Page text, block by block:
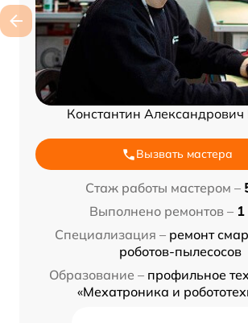
Константин
Вызвать мастера
Стаж работы мастером –
Выполнено ремонтов –
Специализация – ремонт
роботов-пылесосов
Образование – профильное
«Мехатроника и